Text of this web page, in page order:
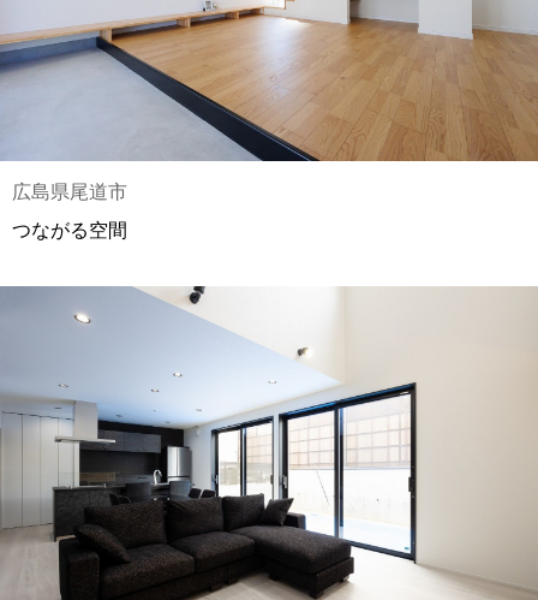
広島県尾道市
つながる空間